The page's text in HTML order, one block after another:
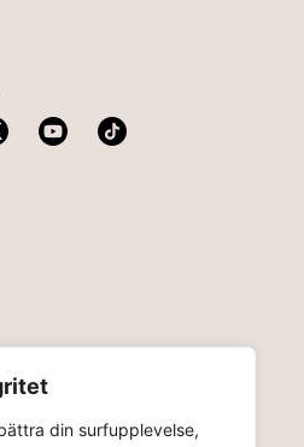
din surfupplevelse,